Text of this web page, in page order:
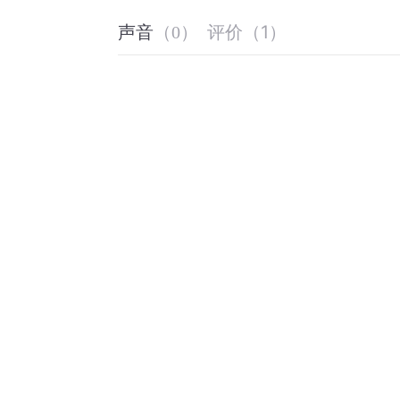
声音 （0） 评价 （1 ）